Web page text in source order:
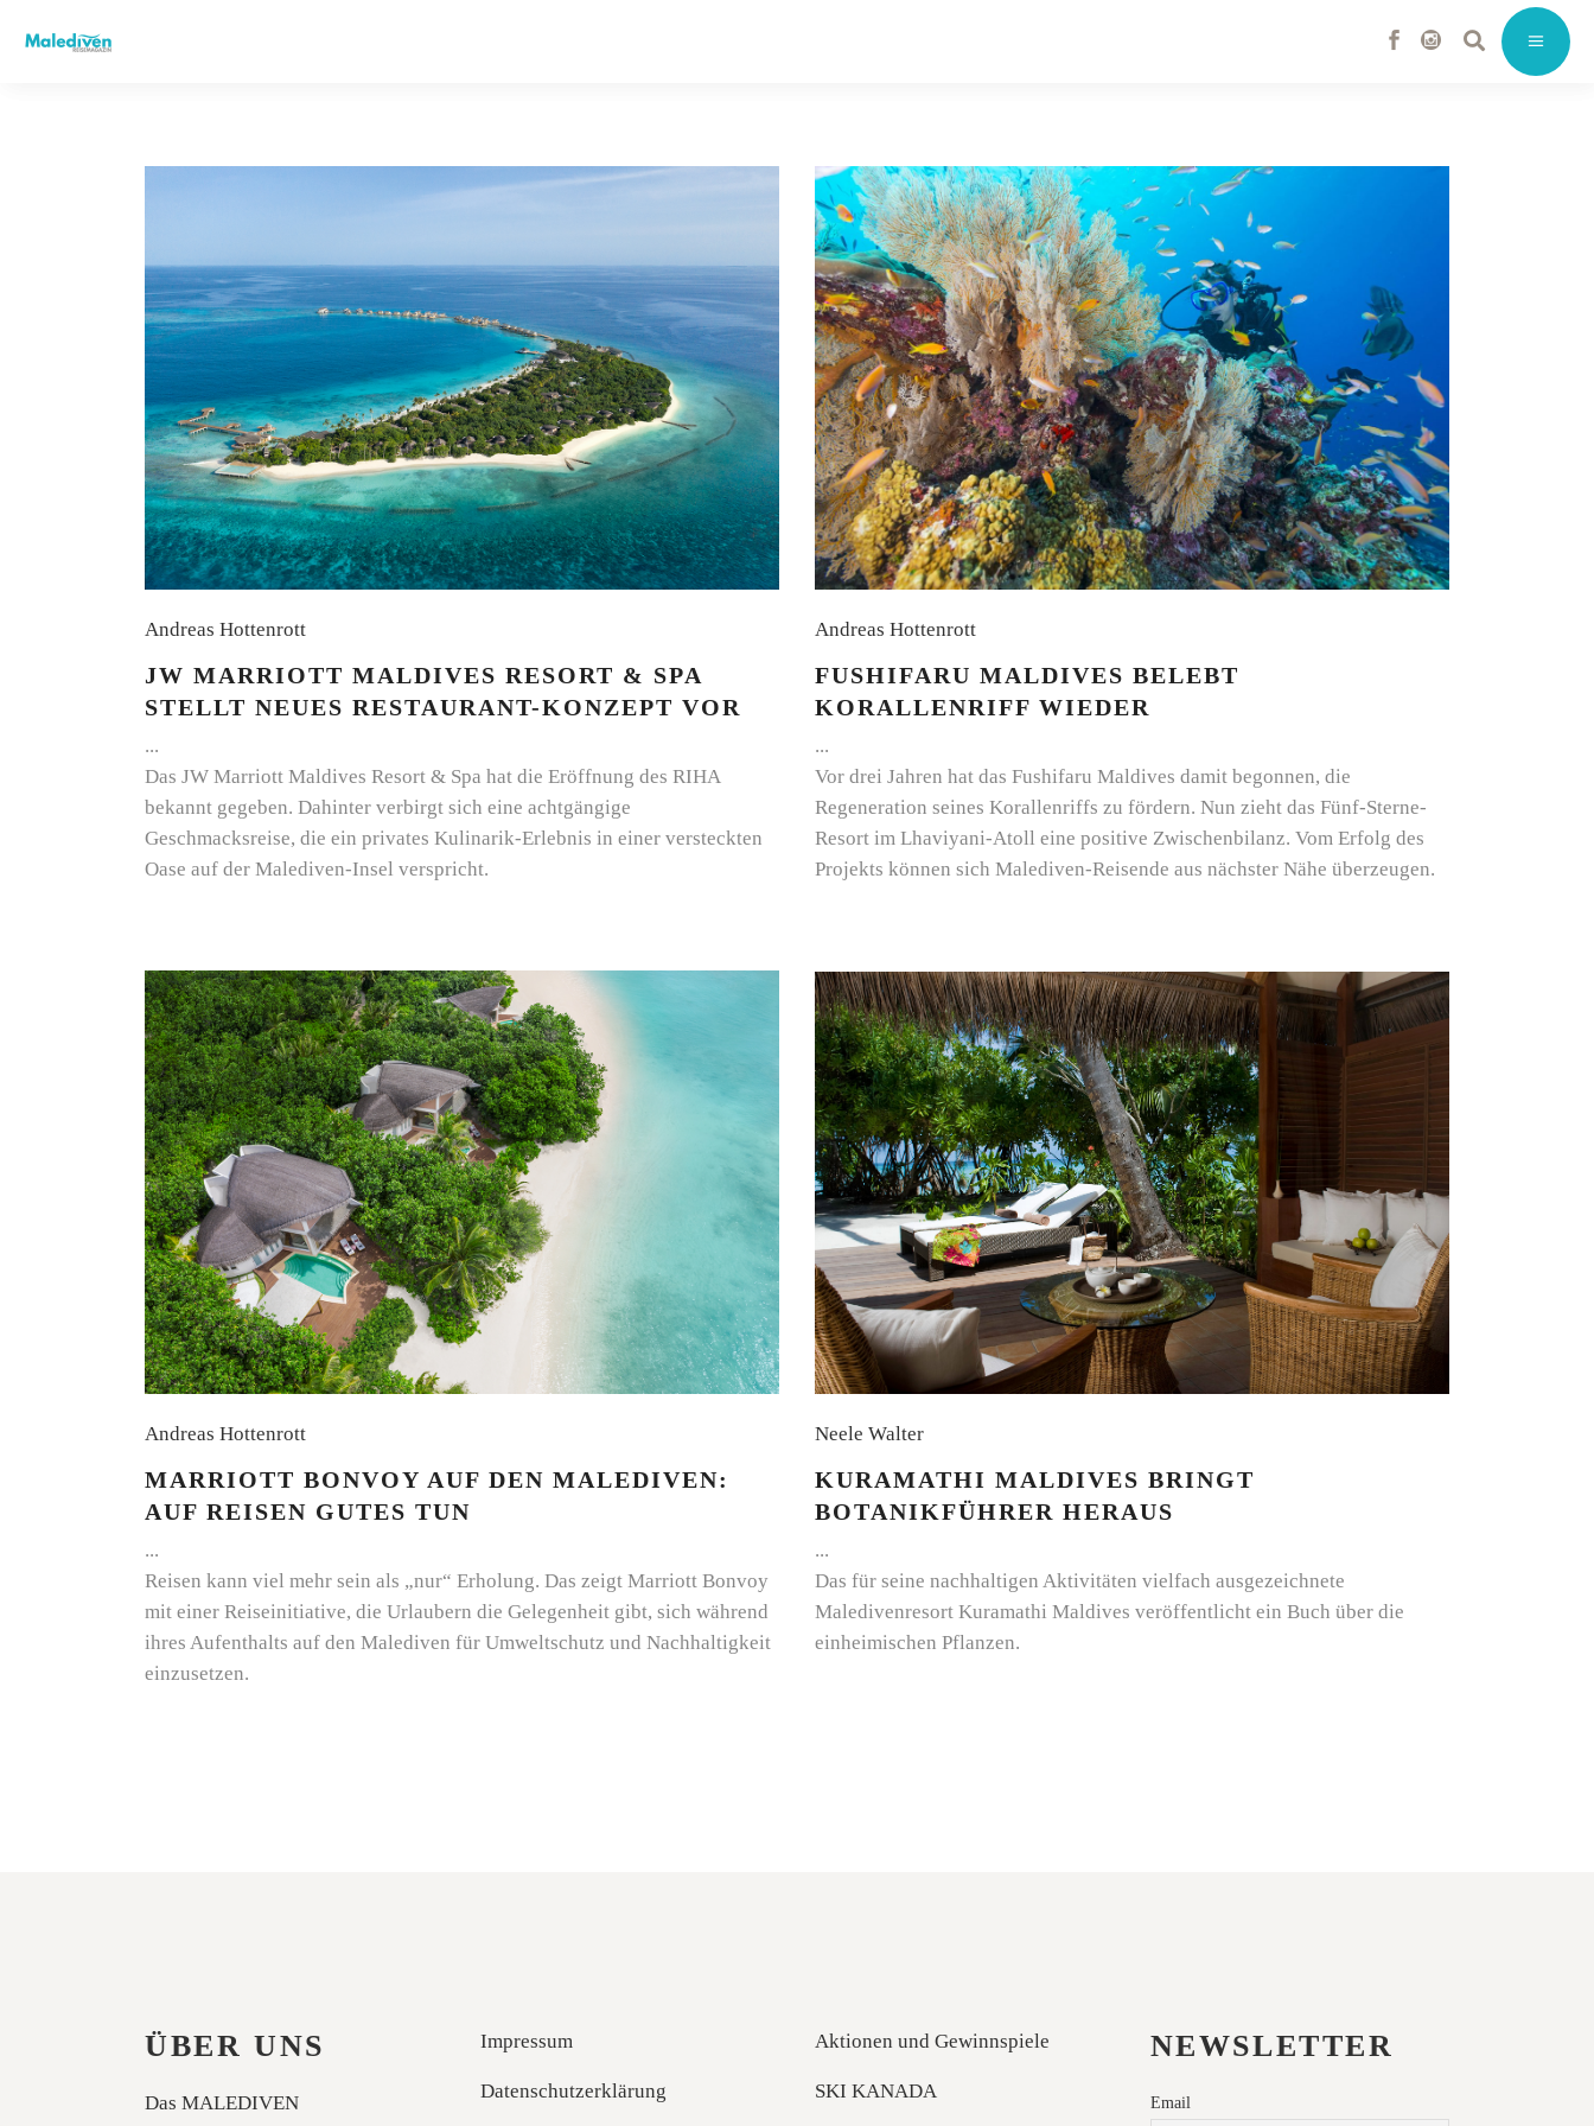
Andreas Hottenrott
JW MARRIOTT MALDIVES RESORT & SPA
STELLT NEUES RESTAURANT-KONZEPT VOR
Das JW Marriott Maldives Resort & Spa hat die Eröffnung des RIHA
bekannt gegeben. Dahinter verbirgt sich eine achtgängige
Geschmacksreise, die ein privates Kulinarik-Erlebnis in einer versteckten
Oase auf der Malediven-Insel verspricht.
Andreas Hottenrott
FUSHIFARU MALDIVES BELEBT
KORALLENRIFF WIEDER
Vor drei Jahren hat das Fushifaru Maldives damit begonnen, die
Regeneration seines Korallenriffs zu fördern. Nun zieht das Fünf-Sterne-
Resort im Lhaviyani-Atoll eine positive Zwischenbilanz. Vom Erfolg des
Projekts können sich Malediven-Reisende aus nächster Nähe überzeugen.
Andreas Hottenrott
MARRIOTT BONVOY AUF DEN MALEDIVEN:
AUF REISEN GUTES TUN
Reisen kann viel mehr sein als „nur“ Erholung. Das zeigt Marriott Bonvoy
mit einer Reiseinitiative, die Urlaubern die Gelegenheit gibt, sich während
ihres Aufenthalts auf den Malediven für Umweltschutz und Nachhaltigkeit
einzusetzen.
Neele Walter
KURAMATHI MALDIVES BRINGT
BOTANIKFÜHRER HERAUS
Das für seine nachhaltigen Aktivitäten vielfach ausgezeichnete
Maledivenresort Kuramathi Maldives veröffentlicht ein Buch über die
einheimischen Pflanzen.
ÜBER UNS
Das MALEDIVEN
Impressum
Datenschutzerklärung
Aktionen und Gewinnspiele
SKI KANADA
NEWSLETTER
Email